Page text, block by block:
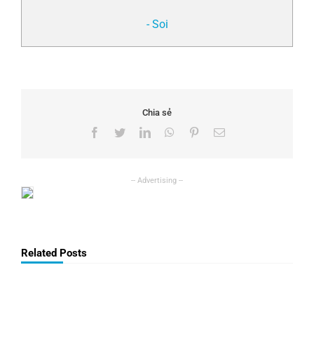
- Soi
Chia sẻ
Facebook
TwitterLinkedInWhatsApp
PinterestEmail
Related Posts